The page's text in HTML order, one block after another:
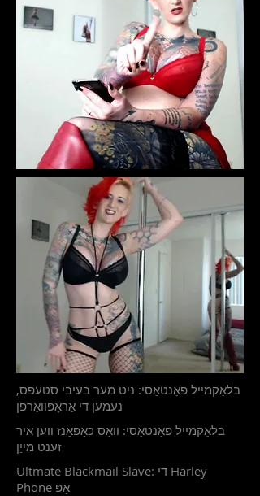
בלאַקמייל פאַנטאַסי: ניט מער בעיבי סטעפּס,
נעמען די אַראָפּוואַרפן
בלאַקמייל פאַנטאַסי: וואָס כאַפּאַנז ווען איר
זענט מייַן
Ultmate Blackmail Slave: די Harley
Phone אַפּ